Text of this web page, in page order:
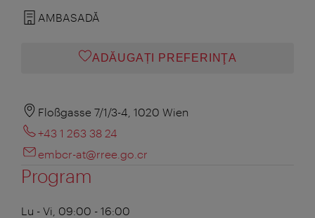
AMBASADĂ
ADĂUGAȚI PREFERINŢA
Floßgasse 7/1/3-4, 1020 Wien
+43 1 263 38 24
embcr-at@rree.go.cr
Program
Lu - Vi, 09:00 - 16:00